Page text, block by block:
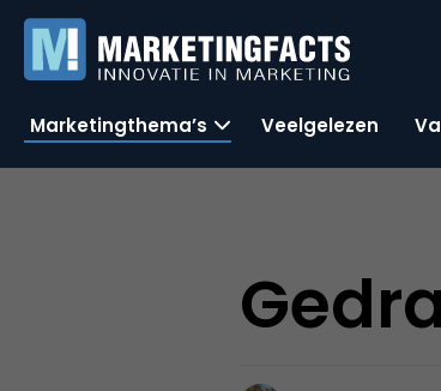
Marketingthema’s Veelgelezen